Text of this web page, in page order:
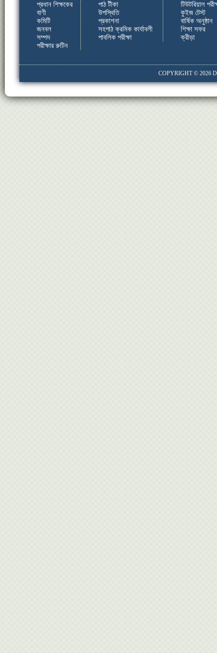
প্রধান শিক্ষকের
বাণী
কমিটি
জনবল
সম্পদ
পরীক্ষার রুটিন
পাঠ টীকা
উপস্থিতি
প্রকাশনা
সহপাঠ ক্রমিক কার্যাবলী
পাবলিক পরীক্ষা
টিউটরিয়াল
কুইজ টেস্ট
বার্ষিক অনুষ্ঠান
শিক্ষা সফর
ক্রীড়া
COPYRIGHT © 2026